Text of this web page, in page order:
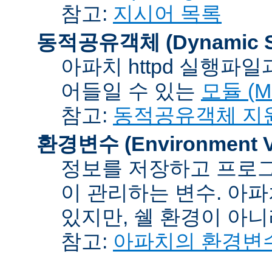
참고: 지시어 목록
동적공유객체 (Dynamic
아파치 httpd 실행파일
어들일 수 있는 모듈
참고: 동적공유객체 지
환경변수 (Environment
정보를 저장하고 프로
이 관리하는 변수. 아
있지만, 쉘 환경이 아
참고: 아파치의 환경변